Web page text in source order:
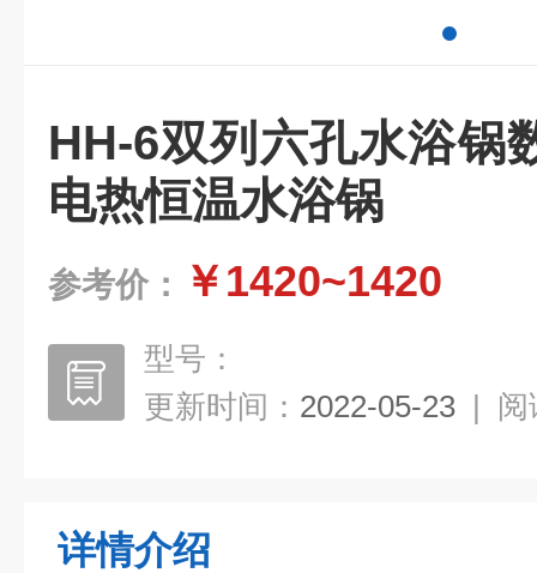
HH-6双列六孔水浴锅
电热恒温水浴锅
参考价： ￥1420~1420
型号：
更新时间： 2022-05-23 | 阅
详情介绍